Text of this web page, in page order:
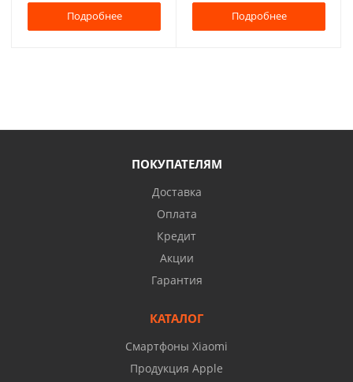
Подробнее Подробнее
ПОКУПАТЕЛЯМ
Доставка
Оплата
Кредит
Акции
Гарантия
КАТАЛОГ
Смартфоны Xiaomi
Продукция Apple